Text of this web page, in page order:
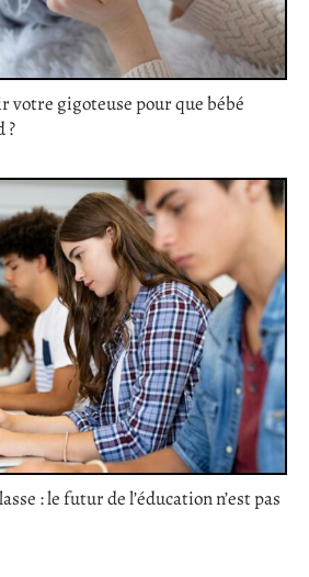
votre gigoteuse pour que bébé
?
: le futur de l’éducation n’est pas